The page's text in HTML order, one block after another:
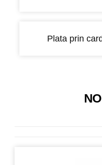
Plata prin